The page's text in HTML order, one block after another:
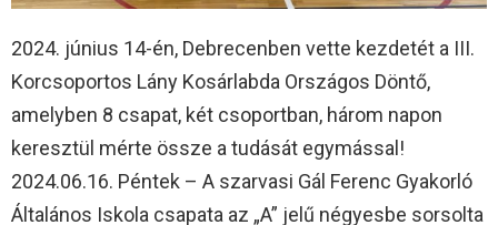
2024. június 14-én, Debrecenben vette kezdetét a III.
Korcsoportos Lány Kosárlabda Országos Döntő,
amelyben 8 csapat, két csoportban, három napon
keresztül mérte össze a tudását egymással!
2024.06.16. Péntek – A szarvasi Gál Ferenc Gyakorló
Általános Iskola csapata az „A” jelű négyesbe sorsolta